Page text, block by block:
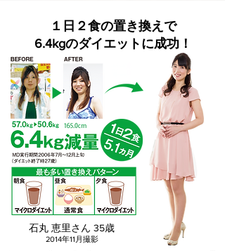
１日２食の置き換えで
6.4kgのダイエットに成功！
石丸 恵里さん 35歳
2014年11月撮影